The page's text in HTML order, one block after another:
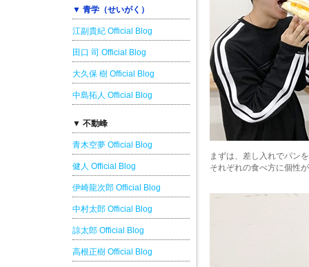
▼ 青学（せいがく）
江副貴紀 Official Blog
田口 司 Official Blog
大久保 樹 Official Blog
中島拓人 Official Blog
▼ 不動峰
青木空夢 Official Blog
健人 Official Blog
伊崎龍次郎 Official Blog
中村太郎 Official Blog
諒太郎 Official Blog
高根正樹 Official Blog
まずは、差し入れでパン
それぞれの食べ方に個性